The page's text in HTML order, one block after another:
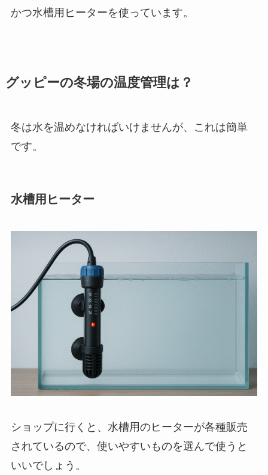
かつ水槽用ヒーターを使っています。
グッピーの冬場の温度管理は？
冬は水を温めなければいけませんが、これは簡単
です。
水槽用ヒーター
ショップに行くと、水槽用のヒーターが各種販売
されているので、使いやすいものを選んで使うと
いいでしょう。